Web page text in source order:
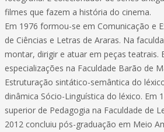
filmes que fazem a história do cinema.
Em 1976 formou-se em Comunicação e
de Ciências e Letras de Araras. Na
montar, dirigir e atuar em peças teatrais.
especializações na Faculdade Barão de
Estruturação sintático-semântica do
dinâmica Sócio-Linguística do léxico. Em
superior de Pedagogia na Faculdade de
2012 concluiu pós-graduação em Meio